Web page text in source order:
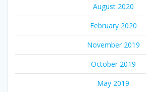
August 2020
February 2020
November 2019
October 2019
May 2019